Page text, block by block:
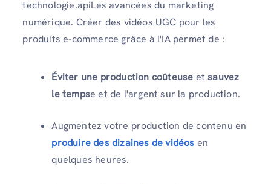
technologie.apiLes avancées du marketing
numérique. Créer des vidéos UGC pour les
produits e-commerce grâce à l'IA permet de :
Éviter une production coûteuse etsauvez
le tempse et de l'argent sur la production.
Augmentez votre production de contenu en
produire des dizaines de vidéos en
quelques heures.